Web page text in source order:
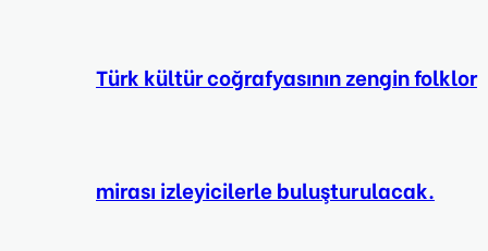
Türk kültür coğrafyasının zengin folklor
mirası izleyicilerle buluşturulacak.